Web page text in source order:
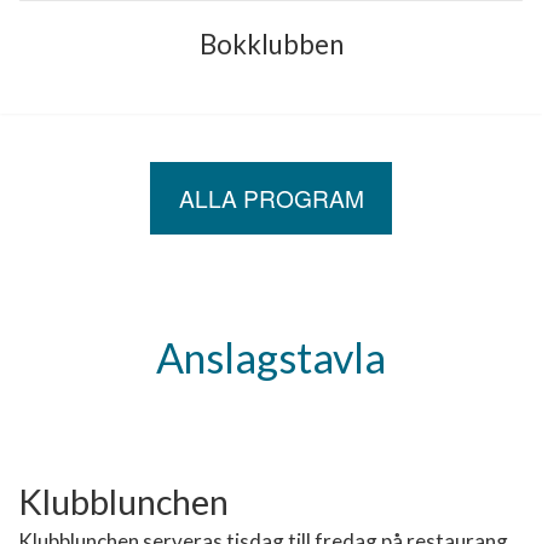
Bokklubben
ALLA PROGRAM
Anslagstavla
Klubblunchen